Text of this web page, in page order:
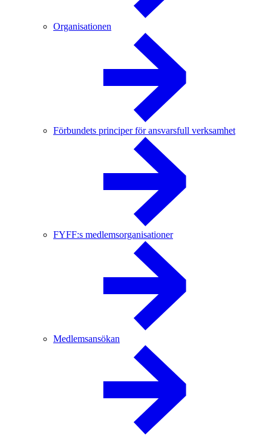
Organisationen
Förbundets principer för ansvarsfull verksamhet
FYFF:s medlemsorganisationer
Medlemsansökan